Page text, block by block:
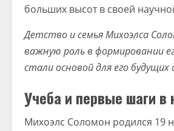
больших высот в своей
Детство и семья Михоэлса
важную роль в формировании
стали основой для его
Учеба и первые шаги в
Михоэлс Соломон родился 19